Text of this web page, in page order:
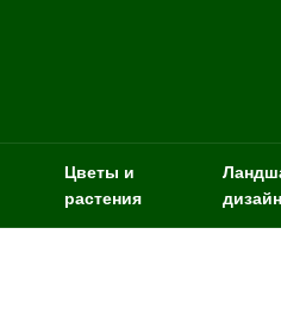
Цветы и
растения
дизайн